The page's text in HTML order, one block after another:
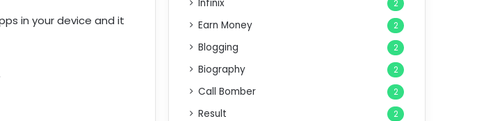
in your device and it
Infinix 2
Earn Money 2
Blogging 2
Biography 2
Call Bomber 2
Result 2